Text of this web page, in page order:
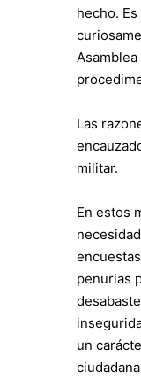
hecho.
Las
militar.
En estos
penurias
un